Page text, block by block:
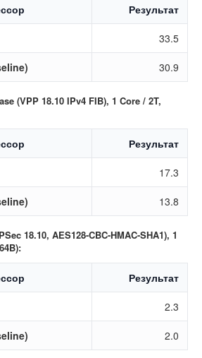
Результат
33.5
30.9
(VPP 18.10 IPv4 FIB), 1 Core / 2T,
Результат
17.3
13.8
18.10, AES128-CBC-HMAC-SHA1), 1
Результат
2.3
2.0